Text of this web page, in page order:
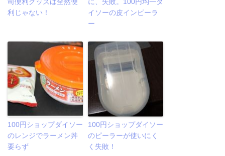
利じゃない！
イソーの皮インピーラ
ー
100円ショップダイソー
のレンジでラーメン丼
要らず
100円ショップダイソー
のピーラーが使いにく
く失敗！